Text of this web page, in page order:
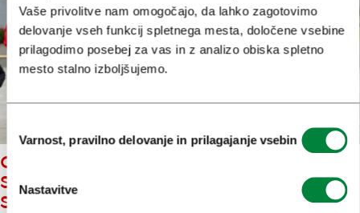
Vaše privolitve nam omogočajo, da lahko zagotovimo
delovanje vseh funkcij spletnega mesta, določene vsebine
prilagodimo posebej za vas in z analizo obiska spletno
mesto stalno izboljšujemo.
soglasja
Varnost, pravilno delovanje in prilagajanje vsebin
Nastavitve
OD HUMANITARNOSTI DO
SRČNIH ZDRAVNIKOV IN
STARODAVNE PRETEKLOSTI